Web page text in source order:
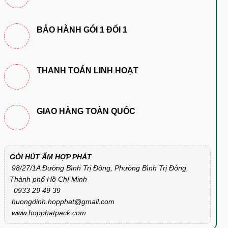
BẢO HÀNH GÓI 1 ĐỔI 1
THANH TOÁN LINH HOẠT
GIAO HÀNG TOÀN QUỐC
GÓI HÚT ẨM HỢP PHÁT
98/27/1A Đường Bình Trị Đông, Phường Bình Trị Đông,
Thành phố Hồ Chí Minh
0933 29 49 39
huongdinh.hopphat@gmail.com
www.hopphatpack.com